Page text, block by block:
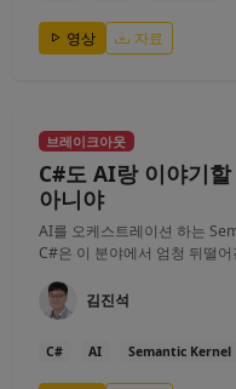
영상 자료
브레이크아웃
C#도 AI랑 이야기
아니야
AI를 오케스트레이션 하는
C#은 이 분야에서 엄청 뒤떨
김진석
C# AI Semantic Kernel